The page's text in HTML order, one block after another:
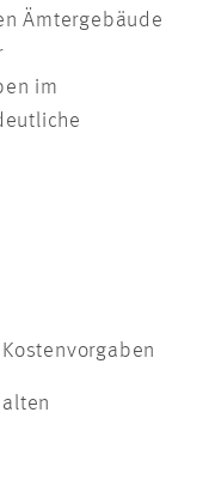
Ämtergebäude
im